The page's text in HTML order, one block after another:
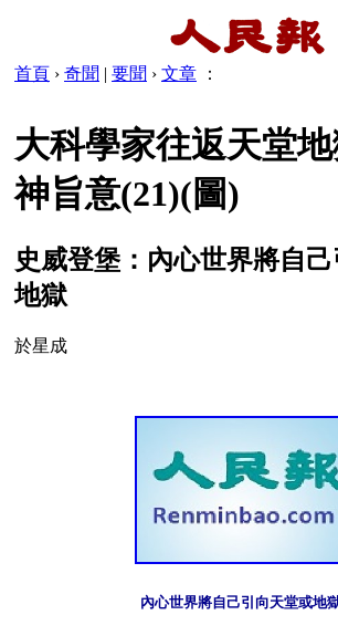
首頁 › 奇聞 | 要聞 › 文章 ：
大科學家往返天堂
神旨意(21)(圖)
史威登堡：內心世界將自
地獄
於星成
內心世界將自己引向天堂或地獄